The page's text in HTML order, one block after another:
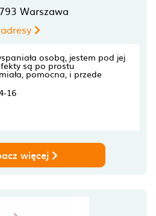
Warszawa
osobą, jestem pod jej
są po prostu
pomocna, i przede
16
więcej